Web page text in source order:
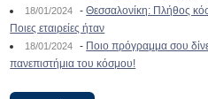
18/01/2024 -Θεσσαλονίκη: Πλήθος
Ποιες εταιρείες ήταν
18/01/2024 - Ποιο πρόγραμμα σου
πανεπιστήμια του κόσμου!